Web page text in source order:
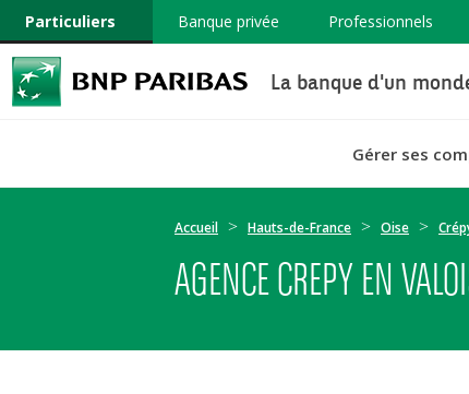
Particuliers Banque privée Professionnels
La banque d'un
Gérer ses
Accueil Hauts-de-France Oise
AGENCE CREPY EN